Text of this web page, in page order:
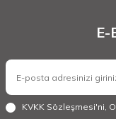
E-
KVKK Sözleşmesi'ni,